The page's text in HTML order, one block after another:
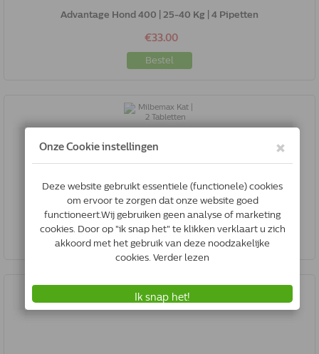
Advantage Hond 400 | 25-40 Kg | 4 Pipetten
€33.00
Bestel
Milbemax Kat | 2 Tabletten
€14.84
Bestel